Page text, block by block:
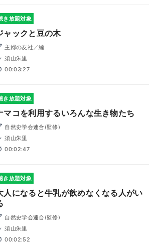
き放題対象
ャックと豆の木
主婦の友社／編
須山朱里
00:03:27
き放題対象
マコを利用するいろんな生き物たち
自然史学会連合(監修)
須山朱里
00:02:47
き放題対象
人になると牛乳が飲めなくなる人がい
自然史学会連合(監修)
須山朱里
00:02:52